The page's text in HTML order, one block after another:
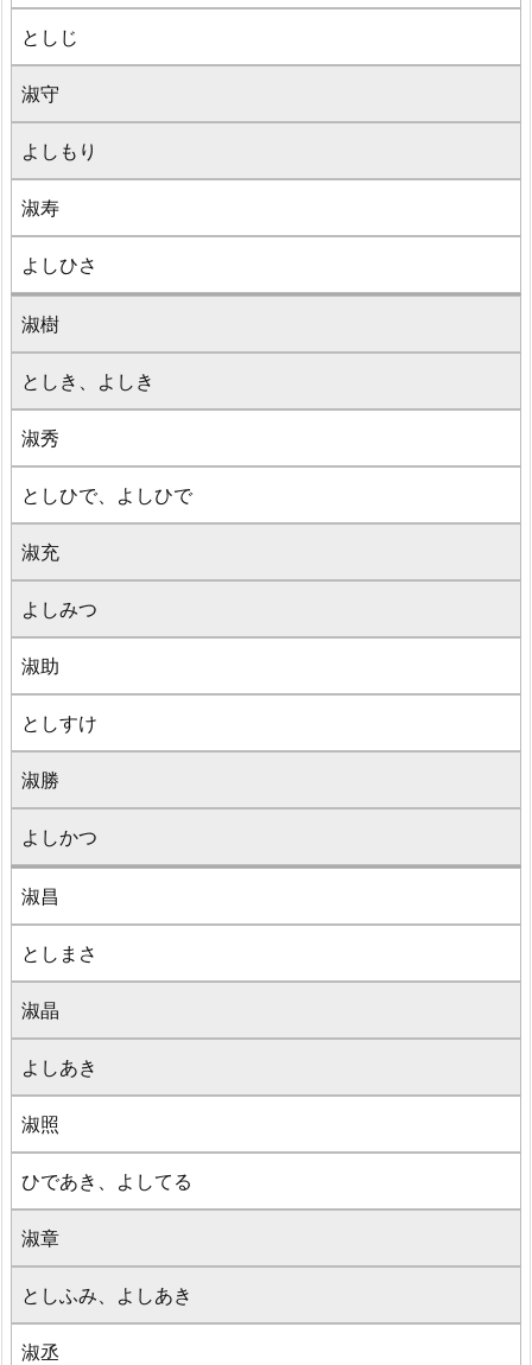
としじ
淑守
よしもり
淑寿
よしひさ
淑樹
としき、よしき
淑秀
としひで、よしひで
淑充
よしみつ
淑助
としすけ
淑勝
よしかつ
淑昌
としまさ
淑晶
よしあき
淑照
ひであき、よしてる
淑章
としふみ、よしあき
淑丞